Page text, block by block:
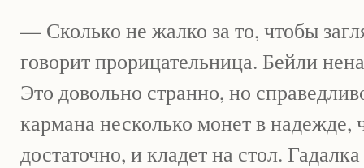
— Сколько не жалко за то, чтобы
говорит прорицательница. Бейли
Это довольно странно, но
кармана несколько монет в надежде,
достаточно, и кладет на стол.